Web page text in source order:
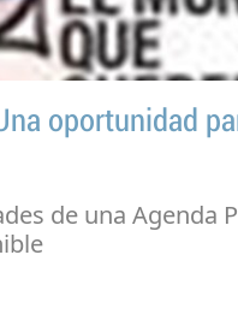
oportunidad
de una Agenda